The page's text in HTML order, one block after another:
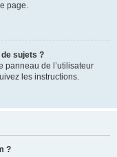
page.
sujets ?
panneau de l’utilisateur
les instructions.
?